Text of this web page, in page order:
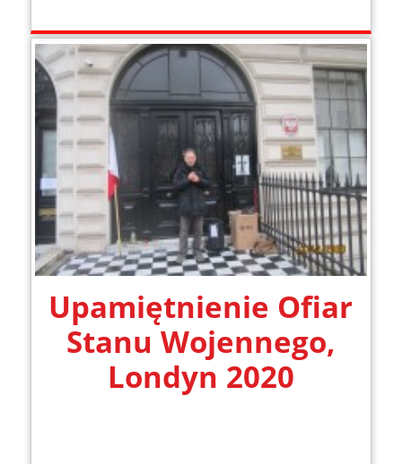
Upamiętnienie Ofiar
Stanu Wojennego,
Londyn 2020